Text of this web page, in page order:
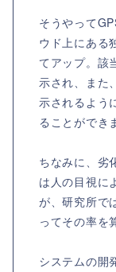
そうやって
ウド上にある
てアップ。該
示され、また
示されるよう
ることができ
ちなみに、劣
は人の目視に
が、研究所で
ってその率を
システムの開